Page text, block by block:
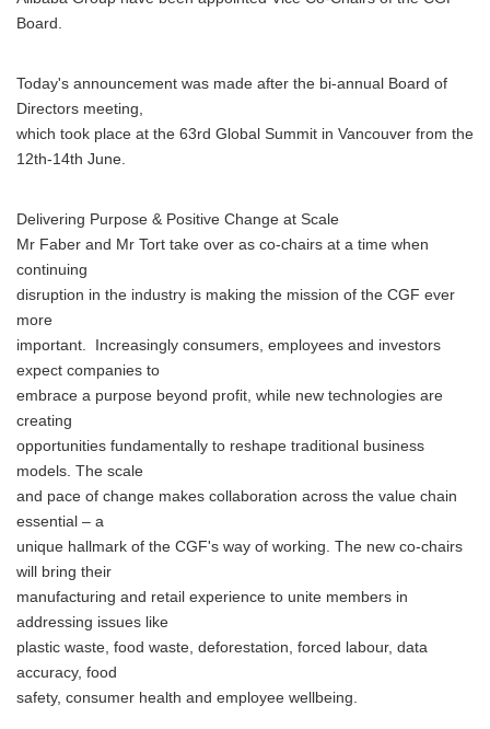
Board.
Today's announcement was made after the bi-annual Board of
Directors meeting,
which took place at the 63rd Global Summit in Vancouver from the
12th-14th June.
Delivering Purpose & Positive Change at Scale
Mr Faber and Mr Tort take over as co-chairs at a time when
continuing
disruption in the industry is making the mission of the CGF ever
more
important. Increasingly consumers, employees and investors
expect companies to
embrace a purpose beyond profit, while new technologies are
creating
opportunities fundamentally to reshape traditional business
models. The scale
and pace of change makes collaboration across the value chain
essential – a
unique hallmark of the CGF's way of working. The new co-chairs
will bring their
manufacturing and retail experience to unite members in
addressing issues like
plastic waste, food waste, deforestation, forced labour, data
accuracy, food
safety, consumer health and employee wellbeing.